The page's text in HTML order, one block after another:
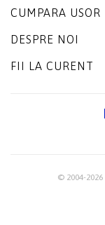
CUMPARA USOR
DESPRE NOI
FII LA CURENT
© 2004-2026